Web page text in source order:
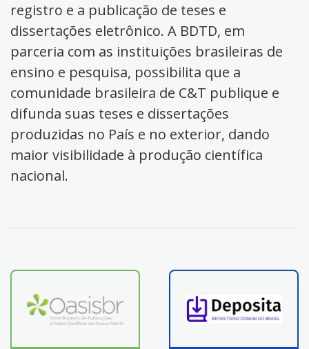
registro e a publicação de teses e
dissertações eletrônico. A BDTD, em
parceria com as instituições brasileiras de
ensino e pesquisa, possibilita que a
comunidade brasileira de C&T publique e
difunda suas teses e dissertações
produzidas no País e no exterior, dando
maior visibilidade à produção científica
nacional.